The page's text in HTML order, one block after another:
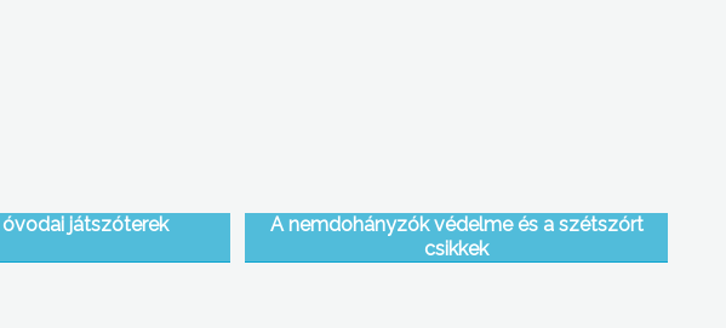
játszóterek
A nemdohányzók védelme és a szétszórt
csikkek